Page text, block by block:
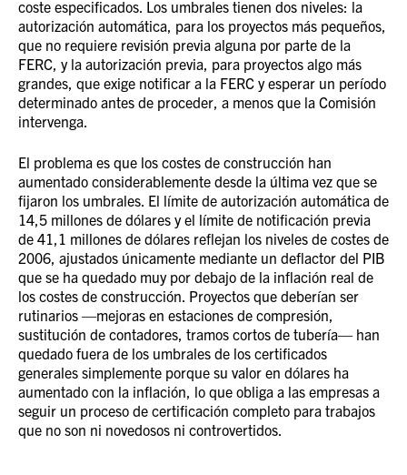
coste especificados. Los umbrales tienen dos niveles: la
autorización automática, para los proyectos más pequeños,
que no requiere revisión previa alguna por parte de la
FERC, y la autorización previa, para proyectos algo más
grandes, que exige notificar a la FERC y esperar un período
determinado antes de proceder, a menos que la Comisión
intervenga.
El problema es que los costes de construcción han
aumentado considerablemente desde la última vez que se
fijaron los umbrales. El límite de autorización automática de
14,5 millones de dólares y el límite de notificación previa
de 41,1 millones de dólares reflejan los niveles de costes de
2006, ajustados únicamente mediante un deflactor del PIB
que se ha quedado muy por debajo de la inflación real de
los costes de construcción. Proyectos que deberían ser
rutinarios —mejoras en estaciones de compresión,
sustitución de contadores, tramos cortos de tubería— han
quedado fuera de los umbrales de los certificados
generales simplemente porque su valor en dólares ha
aumentado con la inflación, lo que obliga a las empresas a
seguir un proceso de certificación completo para trabajos
que no son ni novedosos ni controvertidos.